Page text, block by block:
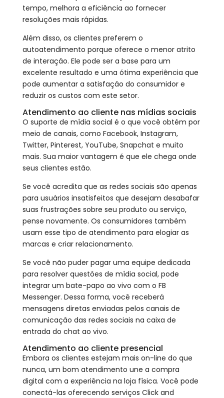
tempo, melhora a eficiência ao fornecer
resoluções mais rápidas.
Além disso, os clientes preferem o
autoatendimento porque oferece o menor atrito
de interação. Ele pode ser a base para um
excelente resultado e uma ótima experiência que
pode aumentar a satisfação do consumidor e
reduzir os custos com este setor.
Atendimento ao cliente nas mídias sociais
O suporte de mídia social é o que você obtém por
meio de canais, como Facebook, Instagram,
Twitter, Pinterest, YouTube, Snapchat e muito
mais. Sua maior vantagem é que ele chega onde
seus clientes estão.
Se você acredita que as redes sociais são apenas
para usuários insatisfeitos que desejam desabafar
suas frustrações sobre seu produto ou serviço,
pense novamente. Os consumidores também
usam esse tipo de atendimento para elogiar as
marcas e criar relacionamento.
Se você não puder pagar uma equipe dedicada
para resolver questões de mídia social, pode
integrar um bate-papo ao vivo com o FB
Messenger. Dessa forma, você receberá
mensagens diretas enviadas pelos canais de
comunicação das redes sociais na caixa de
entrada do chat ao vivo.
Atendimento ao cliente presencial
Embora os clientes estejam mais on-line do que
nunca, um bom atendimento une a compra
digital com a experiência na loja física. Você pode
conectá-las oferecendo serviços Click and